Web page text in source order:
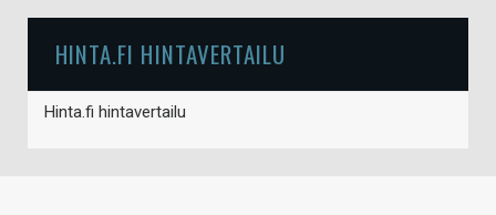
HINTA.FI HINTAVERTAILU
Hinta.fi hintavertailu